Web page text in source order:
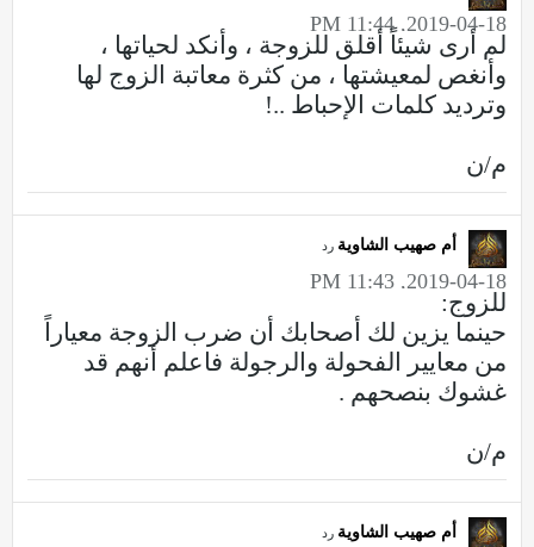
2019-04-18, 11:44 PM
لم أرى شيئاً أقلق للزوجة ، وأنكد لحياتها ،
وأنغص لمعيشتها ، من كثرة معاتبة الزوج لها
وترديد كلمات الإحباط ..!
م/ن
أم صهيب الشاوية رد
2019-04-18, 11:43 PM
للزوج:
حينما يزين لك أصحابك أن ضرب الزوجة معياراً
من معايير الفحولة والرجولة فاعلم أنهم قد
غشوك بنصحهم .
م/ن
أم صهيب الشاوية رد